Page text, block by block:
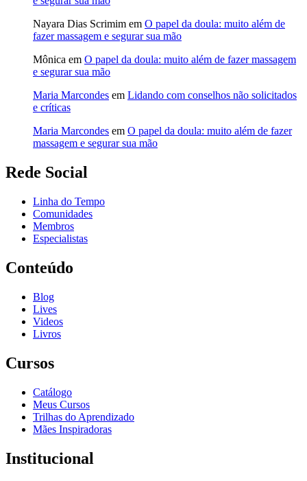
Nayara Dias Scrimim em O papel da doula: muito além de
fazer massagem e segurar sua mão
Mônica em O papel da doula: muito além de fazer massagem
e segurar sua mão
Maria Marcondes em Lidando com conselhos não solicitados
e críticas
Maria Marcondes em O papel da doula: muito além de fazer
massagem e segurar sua mão
Rede Social
Linha do Tempo
Comunidades
Membros
Especialistas
Conteúdo
Blog
Lives
Videos
Livros
Cursos
Catálogo
Meus Cursos
Trilhas do Aprendizado
Mães Inspiradoras
Institucional